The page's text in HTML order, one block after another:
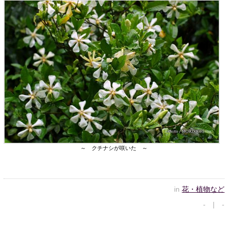
～ クチナシが咲いた ～
in花・植物など
- | -